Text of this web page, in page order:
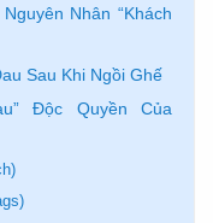
Nhân “Khách
Sau Khi Ngồi Ghế
Độc Quyền Của